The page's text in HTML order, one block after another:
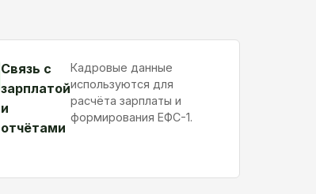
Связь с
зарплатой
и
отчётами
Кадровые данные
используются для
расчёта зарплаты и
формирования ЕФС-1.